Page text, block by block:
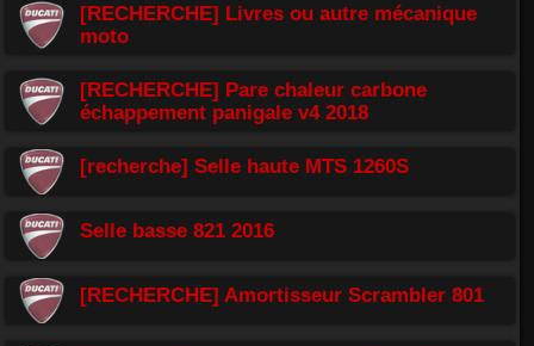
[RECHERCHE] Livres ou autre mécanique
moto
[RECHERCHE] Pare chaleur carbone
échappement panigale v4 2018
[recherche] Selle haute MTS 1260S
Selle basse 821 2016
[RECHERCHE] Amortisseur Scrambler 801